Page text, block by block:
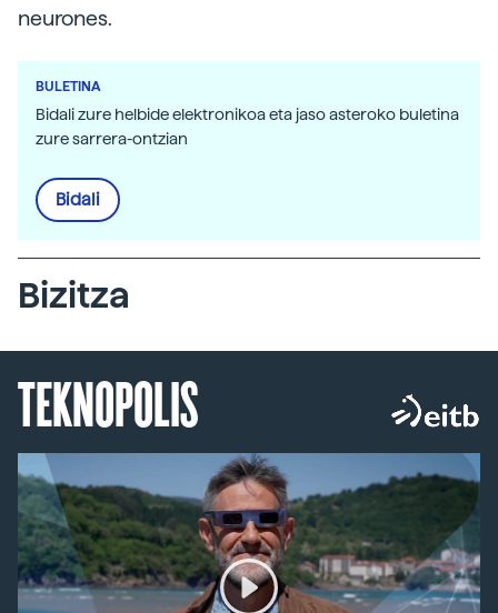
neurones.
BULETINA
Bidali zure helbide elektronikoa eta jaso asteroko buletina
zure sarrera-ontzian
Bidali
Bizitza
TEKNOPOLIS